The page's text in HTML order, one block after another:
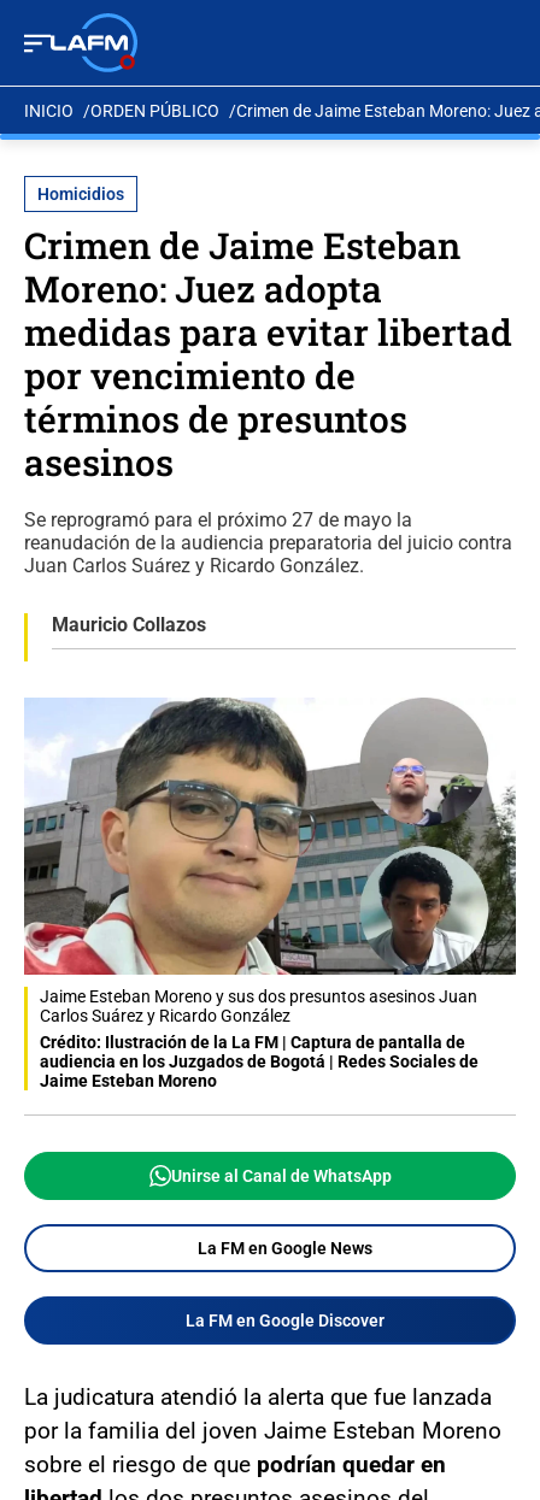
INICIO ORDEN PÚBLICO Crimen de Jaime Esteban Moreno:
Homicidios
Crimen de Jaime Esteban
Moreno: Juez adopta
medidas para evitar libertad
por vencimiento de
términos de presuntos
asesinos
Se reprogramó para el próximo 27 de mayo la
reanudación de la audiencia preparatoria del juicio contra
Juan Carlos Suárez y Ricardo González.
Mauricio Collazos
Jaime Esteban Moreno y sus dos presuntos asesinos Juan
Carlos Suárez y Ricardo González
Crédito: Ilustración de la La FM | Captura de pantalla de
audiencia en los Juzgados de Bogotá | Redes Sociales de
Jaime Esteban Moreno
Unirse al Canal de WhatsApp
La FM en Google News
La FM en Google Discover
La judicatura atendió la alerta que fue lanzada
por la familia del joven Jaime Esteban Moreno
sobre el riesgo de que podrían quedar en